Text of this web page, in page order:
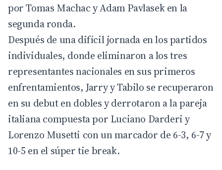
por Tomas Machac y Adam Pavlasek en la
segunda ronda.
Después de una difícil jornada en los partidos
individuales, donde eliminaron a los tres
representantes nacionales en sus primeros
enfrentamientos, Jarry y Tabilo se recuperaron
en su debut en dobles y derrotaron a la pareja
italiana compuesta por Luciano Darderi y
Lorenzo Musetti con un marcador de 6-3, 6-7 y
10-5 en el súper tie break.